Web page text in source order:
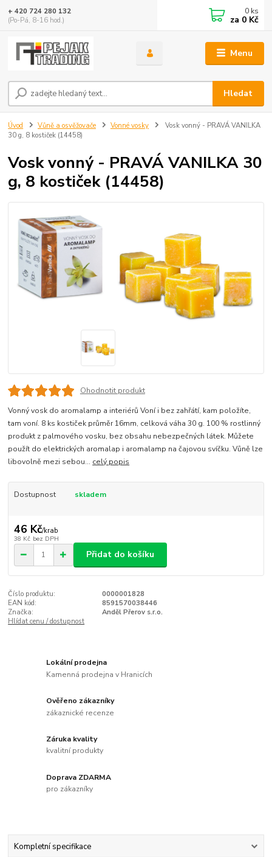
Menu
Hledat
+ 420 724 280 132
(Po-Pá, 8-16 hod.)
0 ks
za 0 Kč
Úvod Vůně a osvěžovače Vonné vosky
Vosk vonný - PRAVÁ VANILKA
30 g, 8 kostiček (14458)
Vosk vonný - PRAVÁ VANILKA 30
g, 8 kostiček (14458)
Ohodnotit produkt
Vonný vosk do aromalamp a interiérů Voní i bez zahřátí, kam položíte,
tam voní. 8 ks kostiček průměr 16mm, celková váha 30 g. 100 % rostlinný
produkt z palmového vosku, bez obsahu nebezpečných látek. Můžete
použít do elektrických aromalap i aromalamp na čajovou svíčku. Vůně lze
libovolně mezi sebou... celý popis
Dostupnost skladem
46 Kč/krab
38 Kč bez DPH
Přidat do košíku
Číslo produktu:
0000001828
EAN kód:
8591570038446
Značka:
Anděl Přerov s.r.o.
Hlídat cenu / dostupnost
Lokální prodejna
Kamenná prodejna v Hranicích
Ověřeno zákazníky
zákaznické recenze
Záruka kvality
kvalitní produkty
Doprava ZDARMA
pro zákazníky
Kompletní specifikace